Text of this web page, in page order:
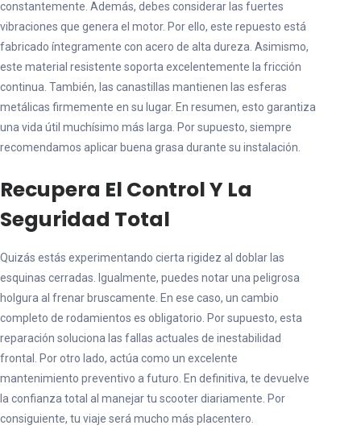
constantemente. Además, debes considerar las fuertes
vibraciones que genera el motor. Por ello, este repuesto está
fabricado íntegramente con acero de alta dureza. Asimismo,
este material resistente soporta excelentemente la fricción
continua. También, las canastillas mantienen las esferas
metálicas firmemente en su lugar. En resumen, esto garantiza
una vida útil muchísimo más larga. Por supuesto, siempre
recomendamos aplicar buena grasa durante su instalación.
Recupera El Control Y La
Seguridad Total
Quizás estás experimentando cierta rigidez al doblar las
esquinas cerradas. Igualmente, puedes notar una peligrosa
holgura al frenar bruscamente. En ese caso, un cambio
completo de rodamientos es obligatorio. Por supuesto, esta
reparación soluciona las fallas actuales de inestabilidad
frontal. Por otro lado, actúa como un excelente
mantenimiento preventivo a futuro. En definitiva, te devuelve
la confianza total al manejar tu scooter diariamente. Por
consiguiente, tu viaje será mucho más placentero.